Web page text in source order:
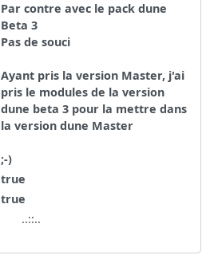
Par contre avec le pack dune
Beta 3
Pas de souci
Ayant pris la version Master, j'ai
pris le modules de la version
dune beta 3 pour la mettre dans
la version dune Master
;-)
true
true
..::..